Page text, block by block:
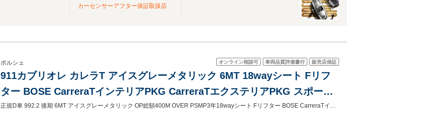
カーセンサーアフター保証取扱店
オンライン相談可 車両品質評価書付 販売店保証
ポルシェ
911カブリオレ カレラT アイスグレーメタリック 6MT 18wayシート Fリフ
ター BOSE CarreraTインテリアPKG CarreraTエクステリアPKG スポーツ
デザインPKG
正規D車 992.2 後期 6MT アイスグレーメタリック OP総額400M OVER PSMP3年18wayシート Fリフター BOSE CarreraTインテリアPKG CarreraTエクステリアPKG スポーツデザインPKG